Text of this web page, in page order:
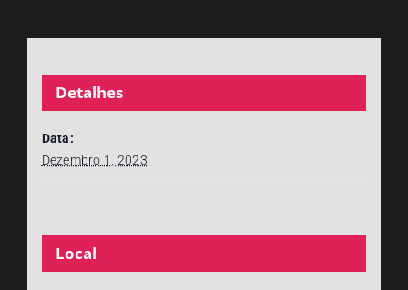
Detalhes
Data:
Dezembro 1, 2023
Local